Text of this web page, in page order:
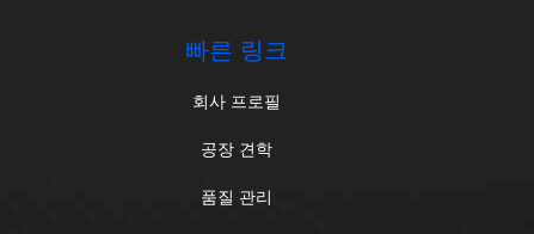
빠른 링크
회사 프로필
공장 견학
품질 관리